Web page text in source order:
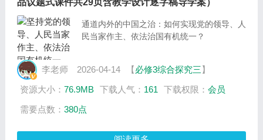
品议题式课件共29页含教学设计逐字稿导学案）
通道内外的中国之治：如何实现党的领导、人
民当家作主、依法治国有机统一？
李老师 2026-04-14 【必修3综合探究三】
资源大小： 76.9MB 下载人气： 161 下载权限： 会员
需要点数： 380点